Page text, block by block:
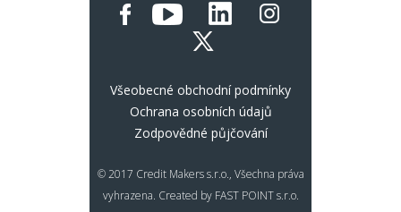
Všeobecné obchodní podmínky
Ochrana osobních údajů
Zodpovědné půjčování
© 2017 Credit Makers s.r.o., Všechna práva
vyhrazena. Created by FAST POINT s.r.o.